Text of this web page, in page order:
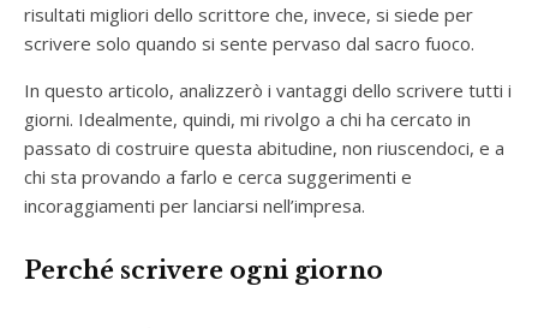
risultati migliori dello scrittore che, invece, si siede per
scrivere solo quando si sente pervaso dal sacro fuoco.
In questo articolo, analizzerò i vantaggi dello scrivere tutti i
giorni. Idealmente, quindi, mi rivolgo a chi ha cercato in
passato di costruire questa abitudine, non riuscendoci, e a
chi sta provando a farlo e cerca suggerimenti e
incoraggiamenti per lanciarsi nell’impresa.
Perché scrivere ogni giorno